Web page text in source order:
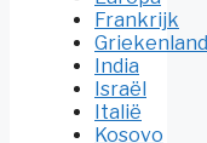
Frankrijk
Griekenland
India
Israël
Italië
Kosovo